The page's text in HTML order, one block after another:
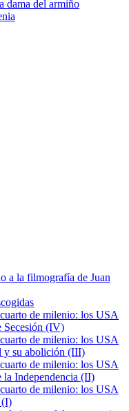
dama del armiño
a la filmografía de Juan
de milenio: los USA
Secesión (IV)
de milenio: los USA
y su abolición (III)
de milenio: los USA
la Independencia (II)
de milenio: los USA
(I)